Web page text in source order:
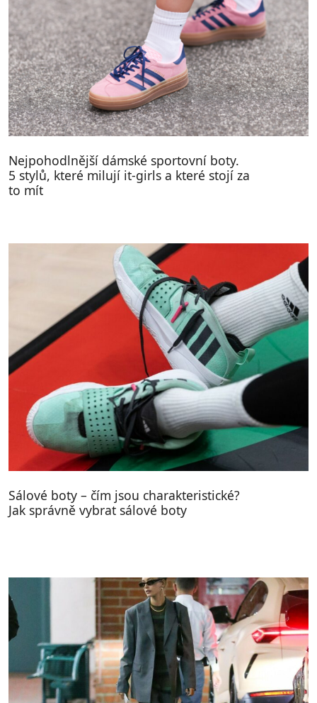
Nejpohodlnější dámské sportovní boty.
5 stylů, které milují it-girls a které stojí za
to mít
Sálové boty – čím jsou charakteristické?
Jak správně vybrat sálové boty